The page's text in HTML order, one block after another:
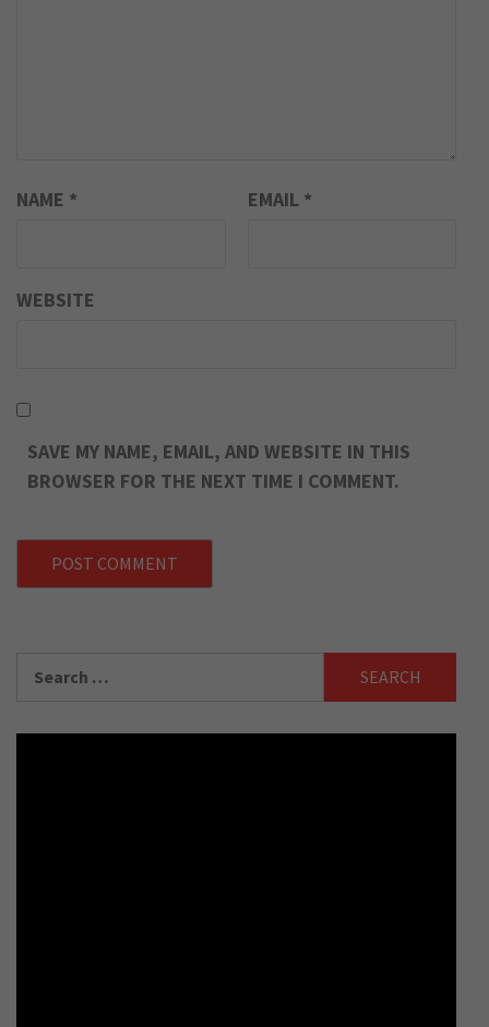
NAME * EMAIL *
WEBSITE
SAVE MY NAME, EMAIL, AND WEBSITE IN THIS
BROWSER FOR THE NEXT TIME I COMMENT.
for: